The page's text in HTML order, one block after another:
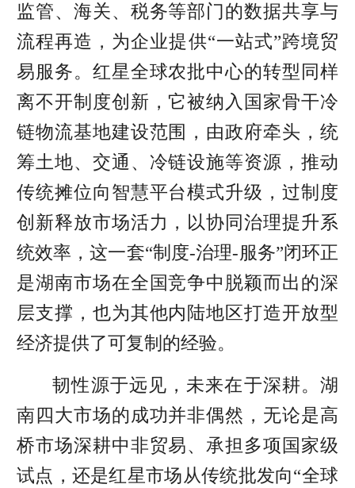
监管、海关、税务等部门的数据共享与
流程再造，为企业提供“一站式”跨境贸
易服务。红星全球农批中心的转型同样
离不开制度创新，它被纳入国家骨干冷
链物流基地建设范围，由政府牵头，统
筹土地、交通、冷链设施等资源，推动
传统摊位向智慧平台模式升级，过制度
创新释放市场活力，以协同治理提升系
统效率，这一套“制度‑治理‑服务”闭环正
是湖南市场在全国竞争中脱颖而出的深
层支撑，也为其他内陆地区打造开放型
经济提供了可复制的经验。
韧性源于远见，未来在于深耕。湖
南四大市场的成功并非偶然，无论是高
桥市场深耕中非贸易、承担多项国家级
试点，还是红星市场从传统批发向“全球